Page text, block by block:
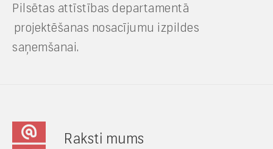
Pilsētas attīstības departamentā
projektēšanas nosacījumu izpildes
saņemšanai.
Raksti mums